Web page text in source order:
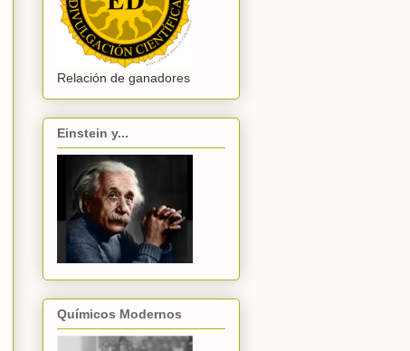
Relación de ganadores
Einstein y...
Químicos Modernos